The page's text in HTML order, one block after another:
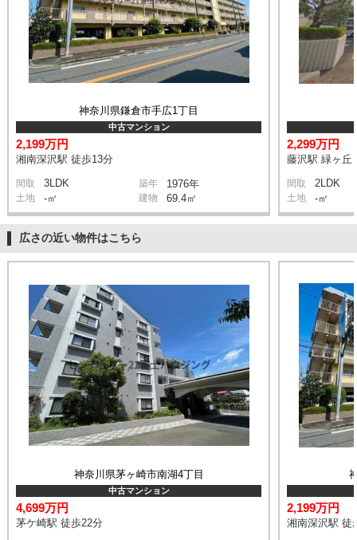
神奈川県鎌倉市手広1丁目
中古マンション
2,199万円
湘南深沢駅 徒歩13分
間取 3LDK 築年 1976年
土地 -㎡ 建物 69.4㎡
2,299万円
藤沢駅 緑ヶ丘
間取 2LDK
土地 -㎡
広さの近い物件はこちら
神奈川県茅ヶ崎市南湖4丁目
中古マンション
4,699万円
茅ケ崎駅 徒歩22分
2,199万円
湘南深沢駅 徒